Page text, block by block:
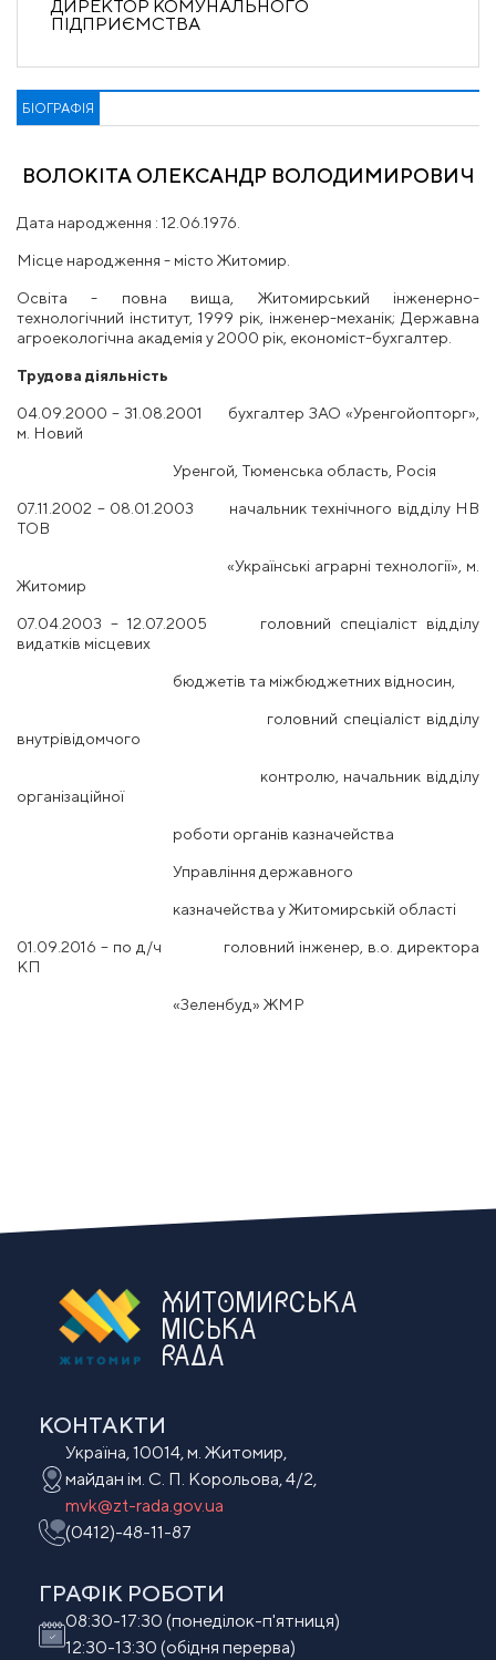
ДИРЕКТОР КОМУНАЛЬНОГО
ПІДПРИЄМСТВА
БІОГРАФІЯ
ВОЛОКІТА ОЛЕКСАНДР ВОЛОДИМИРОВИЧ
Дата народження : 12.06.1976.
Місце народження - місто Житомир.
Освіта - повна вища, Житомирський інженерно-
технологічний інститут, 1999 рік, інженер-механік; Державна
агроекологічна академія у 2000 рік, економіст-бухгалтер.
Трудова діяльність
04.09.2000 – 31.08.2001 бухгалтер ЗАО «Уренгойопторг»,
м. Новий
Уренгой, Тюменська область, Росія
07.11.2002 – 08.01.2003 начальник технічного відділу НВ
ТОВ
«Українські аграрні технології», м.
Житомир
07.04.2003 – 12.07.2005 головний спеціаліст відділу
видатків місцевих
бюджетів та міжбюджетних відносин,
головний спеціаліст відділу
внутрівідомчого
контролю, начальник відділу
організаційної
роботи органів казначейства
Управління державного
казначейства у Житомирській області
01.09.2016 – по д/ч головний інженер, в.о. директора
КП
«Зеленбуд» ЖМР
ЖИТОМИРСЬКА
МІСЬКА
РАДА
КОНТАКТИ
Україна, 10014, м. Житомир,
майдан ім. С. П. Корольова, 4/2,
mvk@zt-rada.gov.ua
(0412)-48-11-87
ГРАФІК РОБОТИ
08:30-17:30 (понеділок-п'ятниця)
12:30-13:30 (обідня перерва)